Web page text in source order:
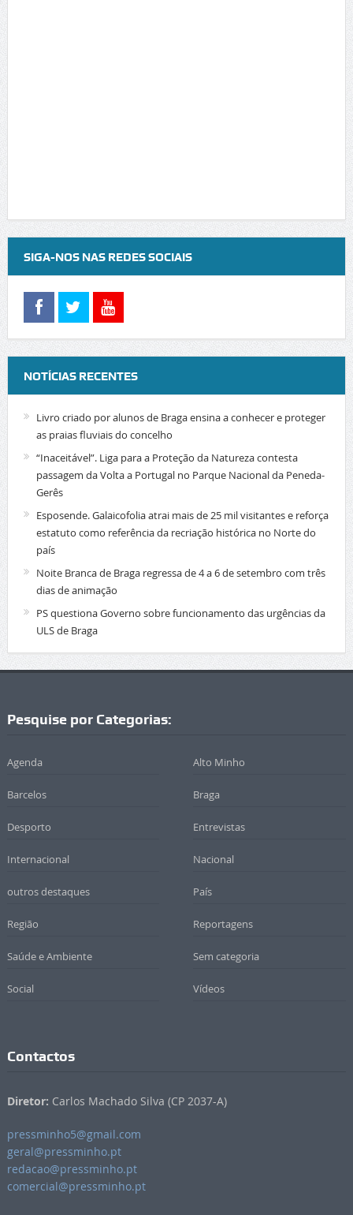
SIGA-NOS NAS REDES SOCIAIS
NOTÍCIAS RECENTES
Livro criado por alunos de Braga ensina a conhecer e proteger
as praias fluviais do concelho
“Inaceitável”. Liga para a Proteção da Natureza contesta
passagem da Volta a Portugal no Parque Nacional da Peneda-
Gerês
Esposende. Galaicofolia atrai mais de 25 mil visitantes e reforça
estatuto como referência da recriação histórica no Norte do
país
Noite Branca de Braga regressa de 4 a 6 de setembro com três
dias de animação
PS questiona Governo sobre funcionamento das urgências da
ULS de Braga
Pesquise por Categorias:
Agenda Alto Minho
Barcelos Braga
Desporto Entrevistas
Internacional Nacional
outros destaques País
Região Reportagens
Saúde e Ambiente Sem categoria
Social Vídeos
Contactos
Diretor: Carlos Machado Silva (CP 2037-A)
pressminho5@gmail.com
geral@pressminho.pt
redacao@pressminho.pt
comercial@pressminho.pt